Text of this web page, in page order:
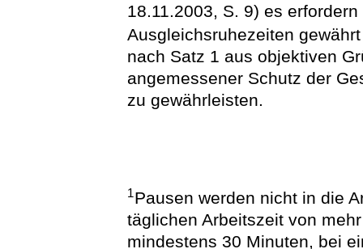
18.11.2003, S. 9) es
Ausgleichsruhezeiten
nach Satz 1 aus objektiven
angemessener Schutz der
zu gewährleisten.
1Pausen werden nicht in die
täglichen Arbeitszeit von
mindestens 30 Minuten, bei